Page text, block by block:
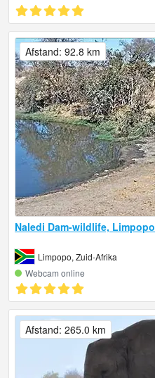
Naledi Dam-wildlife, Limpopo
Limpopo, Zuid-Afrika
Webcam online
Afstand: 92.8 km
Afstand: 265.0 km